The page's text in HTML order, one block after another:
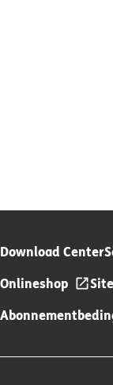
Download Center
Onlineshop